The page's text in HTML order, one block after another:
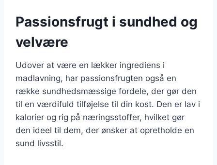
Passionsfrugt i sundhed og
velvære
Udover at være en lækker ingrediens i
madlavning, har passionsfrugten også en
række sundhedsmæssige fordele, der gør den
til en værdifuld tilføjelse til din kost. Den er lav i
kalorier og rig på næringsstoffer, hvilket gør
den ideel til dem, der ønsker at opretholde en
sund livsstil.